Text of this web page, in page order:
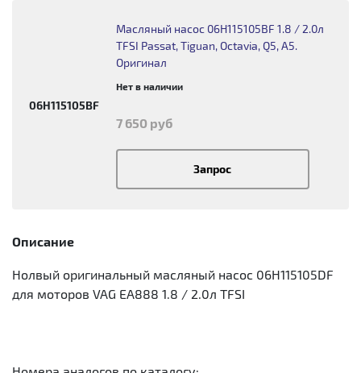
06H115105BF
Масляный насос 06H115105BF 1.8 / 2.0л
TFSI Passat, Tiguan, Octavia, Q5, A5.
Оригинал
Нет в наличии
7 650 руб
Запрос
Описание
Нолвый оригинальный масляный насос 06H115105DF
для моторов VAG EA888 1.8 / 2.0л TFSI